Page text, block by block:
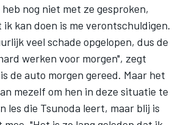
nog niet met ze gesproken,
kan doen is me verontschuldigen.
veel schade opgelopen, dus de
werken voor morgen", zegt
de auto morgen gereed. Maar het
mezelf om hen in deze situatie te
les die Tsunoda leert, maar blij is